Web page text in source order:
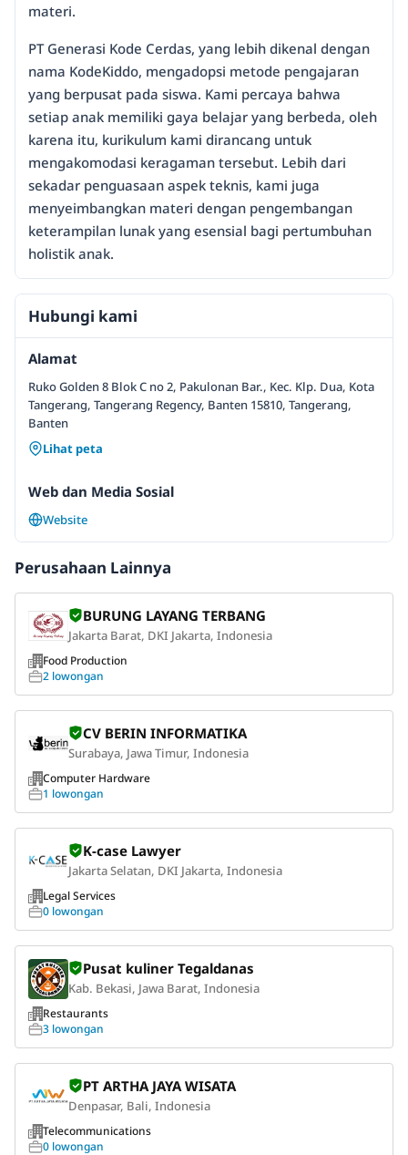
materi.
PT Generasi Kode Cerdas, yang lebih dikenal dengan
nama KodeKiddo, mengadopsi metode pengajaran
yang berpusat pada siswa. Kami percaya bahwa
setiap anak memiliki gaya belajar yang berbeda, oleh
karena itu, kurikulum kami dirancang untuk
mengakomodasi keragaman tersebut. Lebih dari
sekadar penguasaan aspek teknis, kami juga
menyeimbangkan materi dengan pengembangan
keterampilan lunak yang esensial bagi pertumbuhan
holistik anak.
Hubungi kami
Alamat
Ruko Golden 8 Blok C no 2, Pakulonan Bar., Kec. Klp. Dua, Kota
Tangerang, Tangerang Regency, Banten 15810, Tangerang,
Banten
Lihat peta
Web dan Media Sosial
Website
Perusahaan Lainnya
BURUNG LAYANG TERBANG
Jakarta Barat, DKI Jakarta, Indonesia
Food Production
2 lowongan
CV BERIN INFORMATIKA
Surabaya, Jawa Timur, Indonesia
Computer Hardware
1 lowongan
K-case Lawyer
Jakarta Selatan, DKI Jakarta, Indonesia
Legal Services
0 lowongan
Pusat kuliner Tegaldanas
Kab. Bekasi, Jawa Barat, Indonesia
Restaurants
3 lowongan
PT ARTHA JAYA WISATA
Denpasar, Bali, Indonesia
Telecommunications
0 lowongan